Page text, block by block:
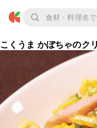
こくうま かぼちゃのク